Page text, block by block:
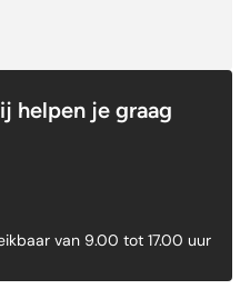
helpen je graag
van 9.00 tot 17.00 uur